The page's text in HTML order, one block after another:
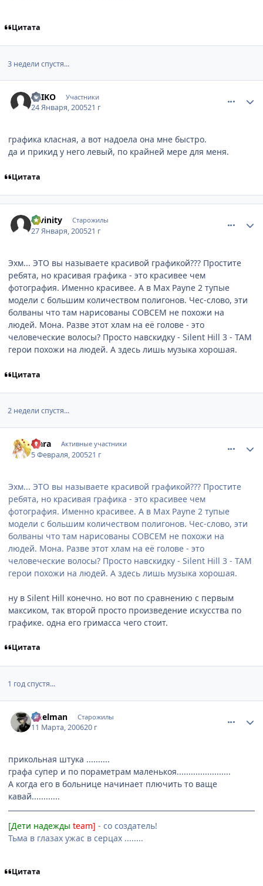
Цитата
3 недели спустя...
ERIKO Участники
24 Января, 200521 г
графика класная, а вот надоела она мне быстро.
да и прикид у него левый, по крайней мере для меня.
Цитата
Divinity Старожилы
27 Января, 200521 г
Эхм... ЭТО вы называете красивой графикой??? Простите
ребята, но красивая графика - это красивее чем
фотография. Именно красивее. А в Max Payne 2 тупые
модели с большим количеством полигонов. Чес-слово, эти
болваны что там нарисованы СОВСЕМ не похожи на
людей. Мона. Разве этот хлам на её голове - это
человеческие волосы? Просто навскидку - Silent Hill 3 - ТАМ
герои похожи на людей. А здесь лишь музыка хорошая.
Цитата
2 недели спустя...
Fiara Активные участники
5 Февраля, 200521 г
Эхм... ЭТО вы называете красивой графикой??? Простите
ребята, но красивая графика - это красивее чем
фотография. Именно красивее. А в Max Payne 2 тупые
модели с большим количеством полигонов. Чес-слово, эти
болваны что там нарисованы СОВСЕМ не похожи на
людей. Мона. Разве этот хлам на её голове - это
человеческие волосы? Просто навскидку - Silent Hill 3 - ТАМ
герои похожи на людей. А здесь лишь музыка хорошая.
ну в Silent Hill конечно. но вот по сравнению с первым
максиком, так второй просто произведение искусства по
графике. одна его гримасса чего стоит.
Цитата
1 год спустя...
Imelman Старожилы
11 Марта, 200620 г
прикольная штука ..........
графа супер и по пораметрам маленькоя.......................
А когда его в больнице начинает плючить то ваще
кавай............
[Дети надежды team] - со создатель!
Тьма в глазах ужас в серцах ........
Цитата